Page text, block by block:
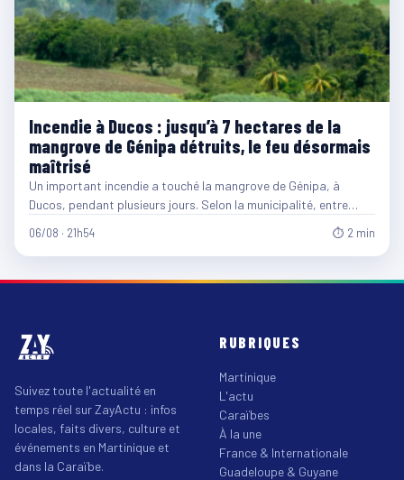
Incendie à Ducos : jusqu’à 7 hectares de la
mangrove de Génipa détruits, le feu désormais
maîtrisé
Un important incendie a touché la mangrove de Génipa, à
Ducos, pendant plusieurs jours. Selon la municipalité, entre…
06/08 · 21h54 ⏱ 2 min
Suivez toute l'actualité en
temps réel sur ZayActu : infos
locales, faits divers, culture et
événements en Martinique et
dans la Caraïbe.
RUBRIQUES
Martinique
L'actu
Caraïbes
À la une
France & Internationale
Guadeloupe & Guyane